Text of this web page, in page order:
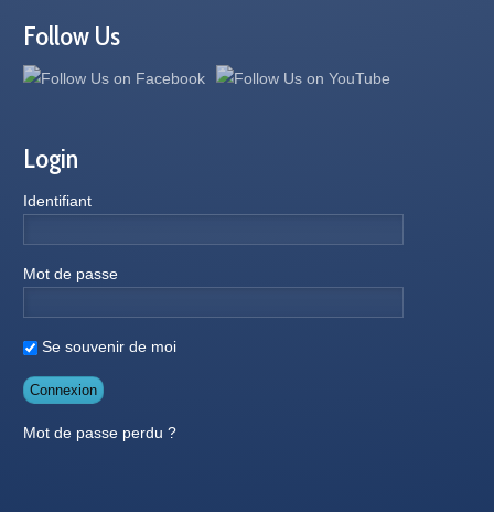
Follow Us
Login
Identifiant
Mot de passe
Se souvenir de moi
Mot de passe perdu ?